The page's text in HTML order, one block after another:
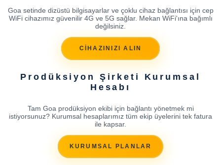
Goa setinde dizüstü bilgisayarlar ve çoklu cihaz bağlantısı için cep
WiFi cihazımız güvenilir 4G ve 5G sağlar. Mekan WiFi'ına bağımlı
değilsiniz.
CİHAZINIZI ALIN
Prodüksiyon Şirketi Kurumsal
Hesabı
Tam Goa prodüksiyon ekibi için bağlantı yönetmek mi
istiyorsunuz? Kurumsal hesaplarımız tüm ekip üyelerini tek fatura
ile kapsar.
KURUMSAL PLANLAR